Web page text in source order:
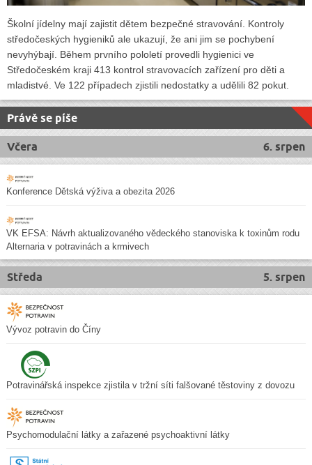
Školní jídelny mají zajistit dětem bezpečné stravování. Kontroly
středočeských hygieniků ale ukazují, že ani jim se pochybení
nevyhýbají. Během prvního pololetí provedli hygienici ve
Středočeském kraji 413 kontrol stravovacích zařízení pro děti a
mladistvé. Ve 122 případech zjistili nedostatky a udělili 82 pokut.
Právě se píše
6. srpen
Včera
Konference Dětská výživa a obezita 2026
VK EFSA: Návrh aktualizovaného vědeckého stanoviska k toxinům rodu
Alternaria v potravinách a krmivech
5. srpen
Středa
Vývoz potravin do Číny
Potravinářská inspekce zjistila v tržní síti falšované těstoviny z dovozu
Psychomodulační látky a zařazené psychoaktivní látky